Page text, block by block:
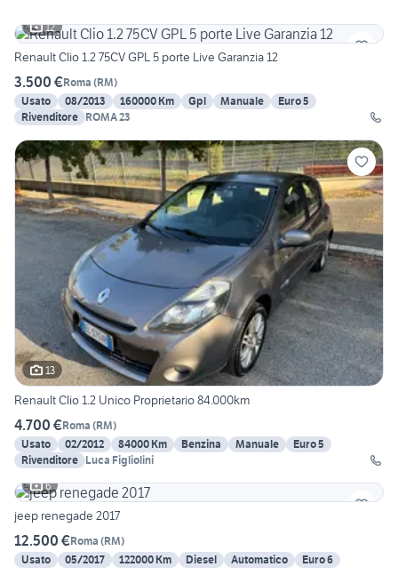
12
Renault Clio 1.2 75CV GPL 5 porte Live Garanzia 12
3.500 €Roma (RM)
Usato
08/2013 160000 Km Gpl Manuale
Euro 5
Rivenditore ROMA 23
13
Renault Clio 1.2 Unico Proprietario 84.000km
4.700 €Roma (RM)
Usato
02/2012 84000 Km Benzina Manuale
Euro 5
Rivenditore Luca Figliolini
6
jeep renegade 2017
12.500 €Roma (RM)
Usato
05/2017 122000 Km Diesel Automatico Euro 6